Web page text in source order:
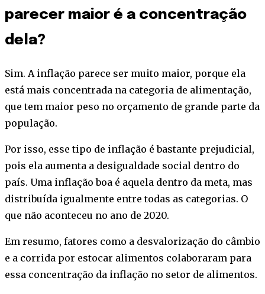
parecer maior é a concentração
dela?
Sim. A inflação parece ser muito maior, porque ela
está mais concentrada na categoria de alimentação,
que tem maior peso no orçamento de grande parte da
população.
Por isso, esse tipo de inflação é bastante prejudicial,
pois ela aumenta a desigualdade social dentro do
país. Uma inflação boa é aquela dentro da meta, mas
distribuída igualmente entre todas as categorias. O
que não aconteceu no ano de 2020.
Em resumo, fatores como a desvalorização do câmbio
e a corrida por estocar alimentos colaboraram para
essa concentração da inflação no setor de alimentos.